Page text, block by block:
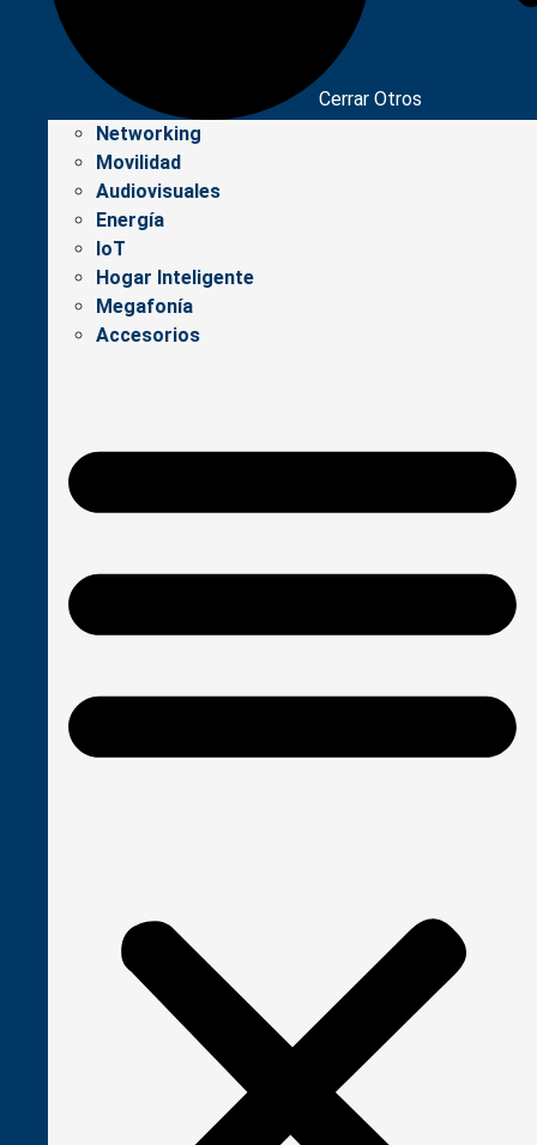
Cerrar Otros
Networking
Movilidad
Audiovisuales
Energía
IoT
Hogar Inteligente
Megafonía
Accesorios